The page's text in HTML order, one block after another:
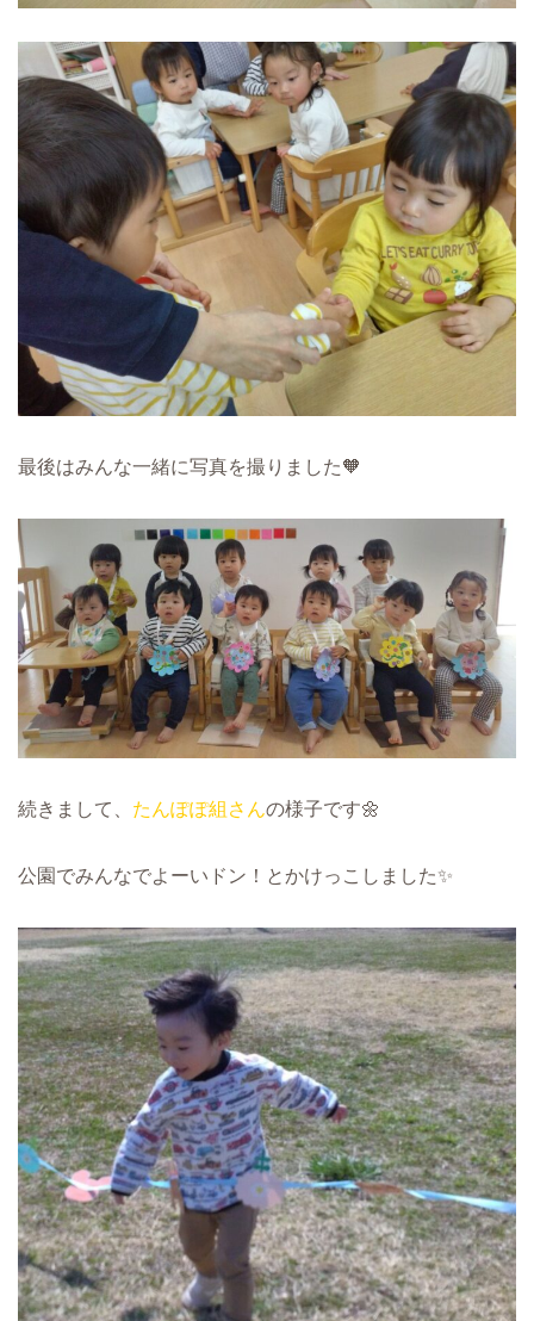
最後はみんな一緒に写真を撮りました🧡
続きまして、 たんぽぽ組さんの様子です🌼
公園でみんなでよーいドン！とかけっこしました✨